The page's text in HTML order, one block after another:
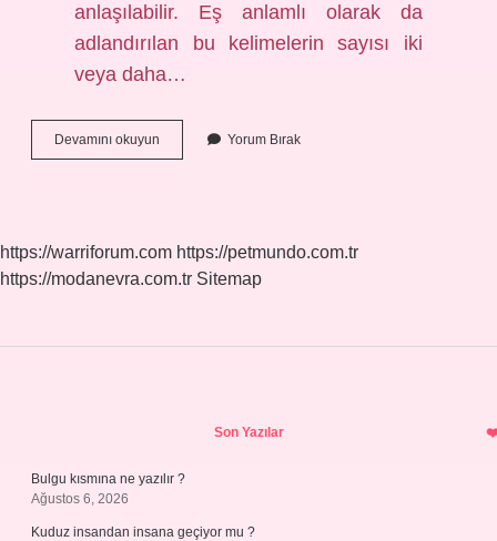
anlaşılabilir. Eş anlamlı olarak da
adlandırılan bu kelimelerin sayısı iki
veya daha…
Devamını okuyun
Beceri
Yorum Bırak
https://warriforum.com https://petmundo.com.tr
https://modanevra.com.tr Sitemap
Son Yazılar
Bulgu kısmına ne yazılır ?
Ağustos 6, 2026
Kuduz insandan insana geçiyor mu ?